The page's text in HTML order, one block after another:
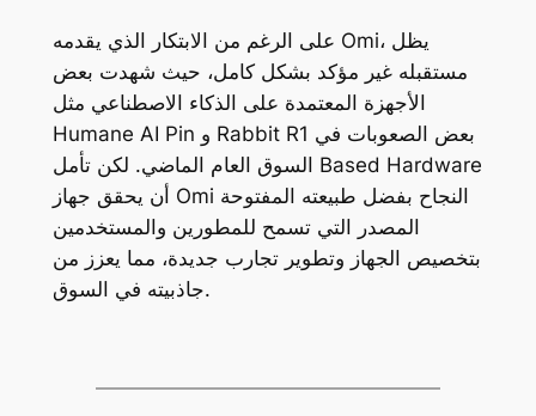
على الرغم من الابتكار الذي يقدمه Omi، يظل
مستقبله غير مؤكد بشكل كامل، حيث شهدت بعض
الأجهزة المعتمدة على الذكاء الاصطناعي مثل
Humane AI Pin و Rabbit R1 بعض الصعوبات في
السوق العام الماضي. لكن تأمل Based Hardware
أن يحقق جهاز Omi النجاح بفضل طبيعته المفتوحة
المصدر التي تسمح للمطورين والمستخدمين
بتخصيص الجهاز وتطوير تجارب جديدة، مما يعزز من
جاذبيته في السوق.